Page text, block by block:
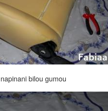
bilou gumou